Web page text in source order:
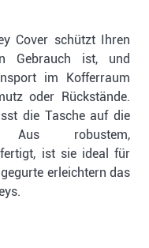
Cover schützt Ihren
Gebrauch ist, und
im Kofferraum
oder Rückstände.
die Tasche auf die
Aus robustem,
ist sie ideal für
erleichtern das